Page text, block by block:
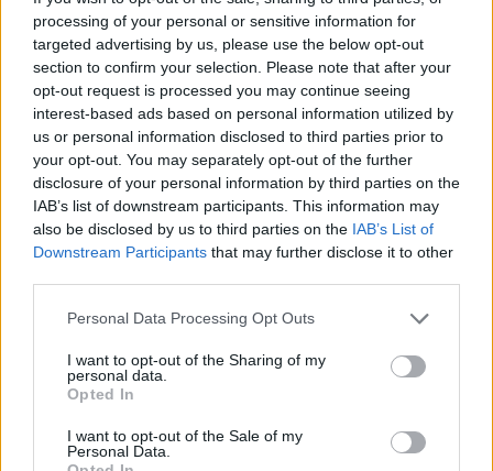
processing of your personal or sensitive information for
targeted advertising by us, please use the below opt-out
section to confirm your selection. Please note that after your
opt-out request is processed you may continue seeing
interest-based ads based on personal information utilized by
us or personal information disclosed to third parties prior to
your opt-out. You may separately opt-out of the further
disclosure of your personal information by third parties on the
IAB’s list of downstream participants. This information may
also be disclosed by us to third parties on the IAB’s List of
Downstream Participants that may further disclose it to other
Personal Data Processing Opt Outs
I want to opt-out of the Sharing of my
personal data.
Opted In
I want to opt-out of the Sale of my
Personal Data.